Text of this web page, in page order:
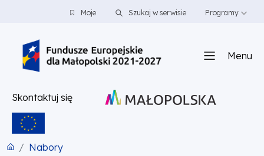
PRZEJDŹ DO TREŚCI
PRZEJDŹ DO MENUMoje Szukaj w serwisie Programy
Menu
Skontaktuj się
Nabory